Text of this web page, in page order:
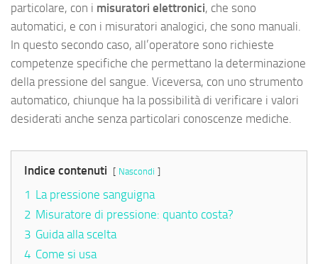
particolare, con i misuratori elettronici, che sono
automatici, e con i misuratori analogici, che sono manuali.
In questo secondo caso, all’operatore sono richieste
competenze specifiche che permettano la determinazione
della pressione del sangue. Viceversa, con uno strumento
automatico, chiunque ha la possibilità di verificare i valori
desiderati anche senza particolari conoscenze mediche.
Indice contenuti Nascondi
1 La pressione sanguigna
2 Misuratore di pressione: quanto costa?
3 Guida alla scelta
4 Come si usa